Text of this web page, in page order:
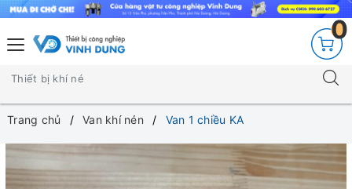
0
Trang chủ Van khí nén Van 1 chiều KA